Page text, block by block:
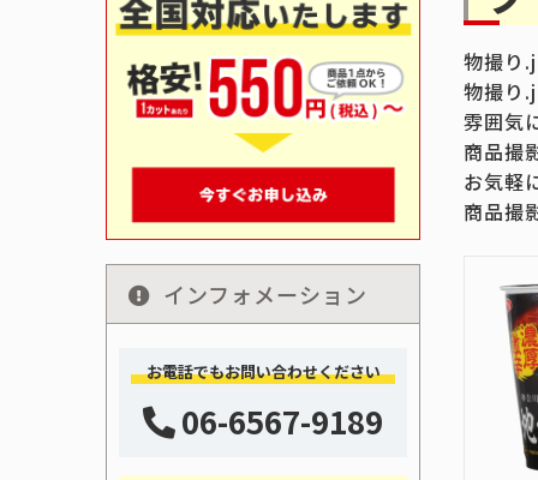
物撮り
物撮り
雰囲気
商品撮
お気軽
商品撮
インフォメーション
お電話でもお問い合わせください
06-6567-9189